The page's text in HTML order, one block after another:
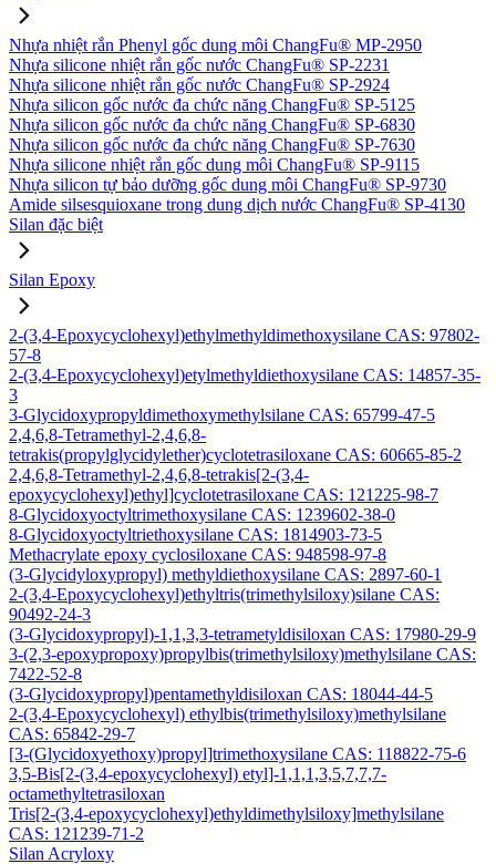
Nhựa nhiệt rắn Phenyl gốc dung môi ChangFu® MP-2950
Nhựa silicone nhiệt rắn gốc nước ChangFu® SP-2231
Nhựa silicone nhiệt rắn gốc nước ChangFu® SP-2924
Nhựa silicon gốc nước đa chức năng ChangFu® SP-5125
Nhựa silicon gốc nước đa chức năng ChangFu® SP-6830
Nhựa silicon gốc nước đa chức năng ChangFu® SP-7630
Nhựa silicone nhiệt rắn gốc dung môi ChangFu® SP-9115
Nhựa silicon tự bảo dưỡng gốc dung môi ChangFu® SP-9730
Amide silsesquioxane trong dung dịch nước ChangFu® SP-4130
Silan đặc biệt
Silan Epoxy
2-(3,4-Epoxycyclohexyl)ethylmethyldimethoxysilane CAS: 97802-
57-8
2-(3,4-Epoxycyclohexyl)etylmethyldiethoxysilane CAS: 14857-35-
3
3-Glycidoxypropyldimethoxymethylsilane CAS: 65799-47-5
2,4,6,8-Tetramethyl-2,4,6,8-
tetrakis(propylglycidylether)cyclotetrasiloxane CAS: 60665-85-2
2,4,6,8-Tetramethyl-2,4,6,8-tetrakis[2-(3,4-
epoxycyclohexyl)ethyl]cyclotetrasiloxane CAS: 121225-98-7
8-Glycidoxyoctyltrimethoxysilane CAS: 1239602-38-0
8-Glycidoxyoctyltriethoxysilane CAS: 1814903-73-5
Methacrylate epoxy cyclosiloxane CAS: 948598-97-8
(3-Glycidyloxypropyl) methyldiethoxysilane CAS: 2897-60-1
2-(3,4-Epoxycyclohexyl)ethyltris(trimethylsiloxy)silane CAS:
90492-24-3
(3-Glycidoxypropyl)-1,1,3,3-tetrametyldisiloxan CAS: 17980-29-9
3-(2,3-epoxypropoxy)propylbis(trimethylsiloxy)methylsilane CAS:
7422-52-8
(3-Glycidoxypropyl)pentamethyldisiloxan CAS: 18044-44-5
2-(3,4-Epoxycyclohexyl) ethylbis(trimethylsiloxy)methylsilane
CAS: 65842-29-7
[3-(Glycidoxyethoxy)propyl]trimethoxysilane CAS: 118822-75-6
3,5-Bis[2-(3,4-epoxycyclohexyl) etyl]-1,1,1,3,5,7,7,7-
octamethyltetrasiloxan
Tris[2-(3,4-epoxycyclohexyl)ethyldimethylsiloxy]methylsilane
CAS: 121239-71-2
Silan Acryloxy